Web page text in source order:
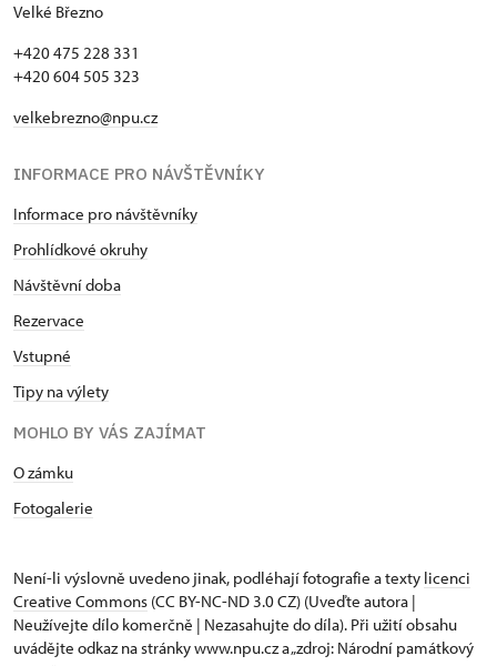
Velké Březno
+420 475 228 331
+420 604 505 323
velkebrezno@npu.cz
INFORMACE PRO NÁVŠTĚVNÍKY
Informace pro návštěvníky
Prohlídkové okruhy
Návštěvní doba
Rezervace
Vstupné
Tipy na výlety
MOHLO BY VÁS ZAJÍMAT
O zámku
Fotogalerie
Není-li výslovně uvedeno jinak, podléhají fotografie a texty licenci
Creative Commons (CC BY-NC-ND 3.0 CZ) (Uveďte autora |
Neužívejte dílo komerčně | Nezasahujte do díla). Při užití obsahu
uvádějte odkaz na stránky www.npu.cz a „zdroj: Národní památkový